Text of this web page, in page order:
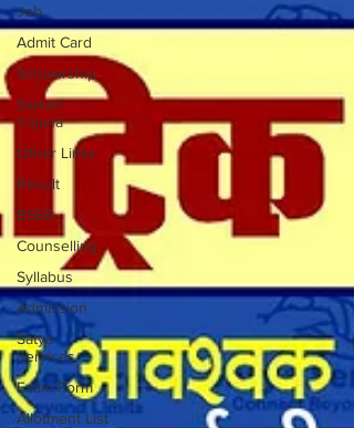
Job
Admit Card
Scholarship
Sarkari
Yojana
Other Links
Result
BSEB
Counselling
Syllabus
Admission
Satya
Services
Exam Form
Allotment List